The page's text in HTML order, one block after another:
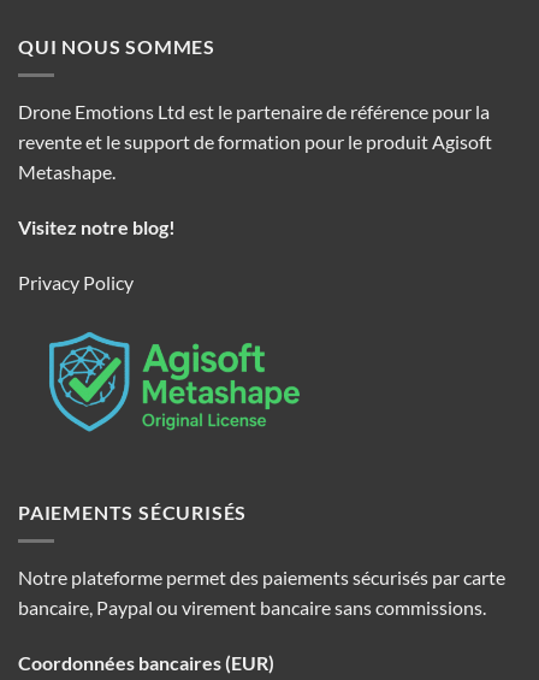
QUI NOUS SOMMES
Drone Emotions Ltd est le partenaire de référence pour la
revente et le support de formation pour le produit Agisoft
Metashape.
Visitez notre blog!
Privacy Policy
PAIEMENTS SÉCURISÉS
Notre plateforme permet des paiements sécurisés par carte
bancaire, Paypal ou virement bancaire sans commissions.
Coordonnées bancaires (EUR)